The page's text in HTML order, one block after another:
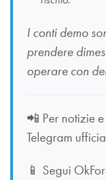
I conti demo
prendere
operare con
📲 Per notizie
Telegram
📱 Segui